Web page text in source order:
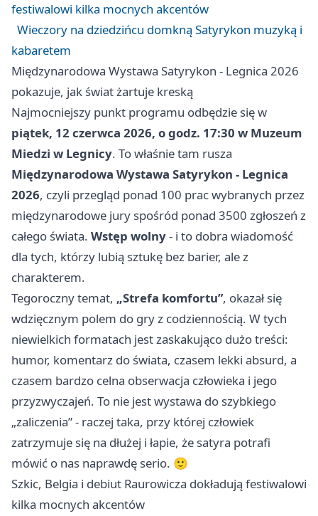
festiwalowi kilka mocnych akcentów
Wieczory na dziedzińcu domkną Satyrykon muzyką i
kabaretem
Międzynarodowa Wystawa Satyrykon - Legnica 2026
pokazuje, jak świat żartuje kreską
Najmocniejszy punkt programu odbędzie się w
piątek, 12 czerwca 2026, o godz. 17:30 w Muzeum
Miedzi w Legnicy. To właśnie tam rusza
Międzynarodowa Wystawa Satyrykon - Legnica
2026, czyli przegląd ponad 100 prac wybranych przez
międzynarodowe jury spośród ponad 3500 zgłoszeń z
całego świata. Wstęp wolny- i to dobra wiadomość
dla tych, którzy lubią sztukę bez barier, ale z
charakterem.
Tegoroczny temat, „Strefa komfortu”, okazał się
wdzięcznym polem do gry z codziennością. W tych
niewielkich formatach jest zaskakująco dużo treści:
humor, komentarz do świata, czasem lekki absurd, a
czasem bardzo celna obserwacja człowieka i jego
przyzwyczajeń. To nie jest wystawa do szybkiego
„zaliczenia” - raczej taka, przy której człowiek
zatrzymuje się na dłużej i łapie, że satyra potrafi
mówić o nas naprawdę serio. 🙂
Szkic, Belgia i debiut Raurowicza dokładują festiwalowi
kilka mocnych akcentów